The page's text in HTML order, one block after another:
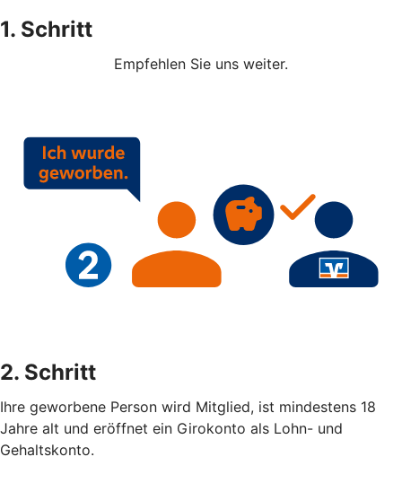
1. Schritt
Empfehlen Sie uns weiter.
2. Schritt
Ihre geworbene Person wird Mitglied, ist mindestens 18
Jahre alt und eröffnet ein Girokonto als Lohn- und
Gehaltskonto.